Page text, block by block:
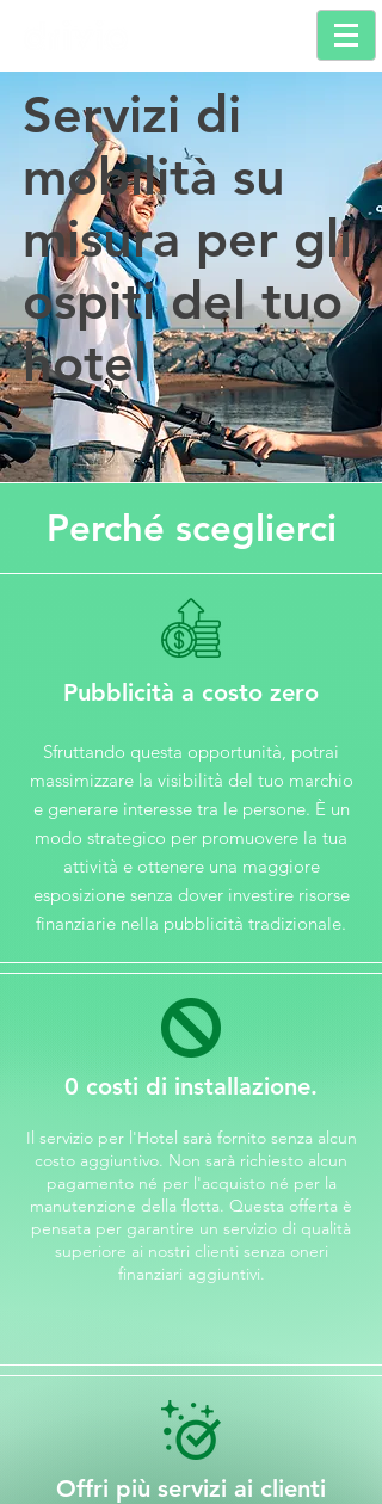
Servizi di
mobilità su
misura per gli
ospiti del tuo
hotel
Perché sceglierci
Pubblicità a costo zero
Sfruttando questa opportunità, potrai
massimizzare la visibilità del tuo marchio
e generare interesse tra le persone. È un
modo strategico per promuovere la tua
attività e ottenere una maggiore
esposizione senza dover investire risorse
finanziarie nella pubblicità tradizionale.
0 costi di installazione.
Il servizio per l'Hotel sarà fornito senza alcun
costo aggiuntivo. Non sarà richiesto alcun
pagamento né per l'acquisto né per la
manutenzione della flotta. Questa offerta è
pensata per garantire un servizio di qualità
superiore ai nostri clienti senza oneri
finanziari aggiuntivi.
Offri più servizi ai clienti